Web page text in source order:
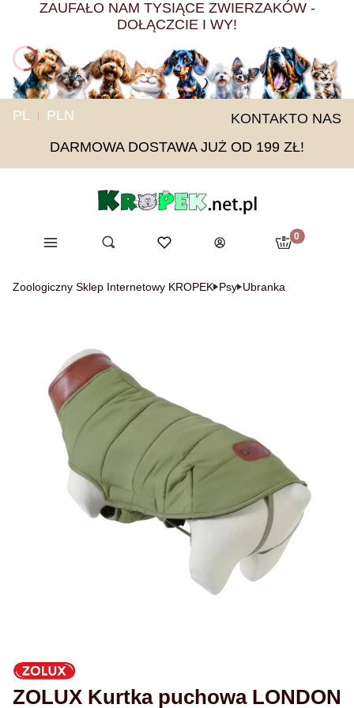
ZAUFAŁO NAM TYSIĄCE ZWIERZAKÓW -
DOŁĄCZCIE I WY!
PL PLN KONTAKTO NAS
DARMOWA DOSTAWA JUŻ OD 199 ZŁ!
Menu Otwórz wyszukiwarkę
Szukaj Ulubione
Zaloguj się
Produkty w
Koszyk
Zoologiczny Sklep Internetowy KROPEK Psy Ubranka
ZOLUX Kurtka puchowa LONDON